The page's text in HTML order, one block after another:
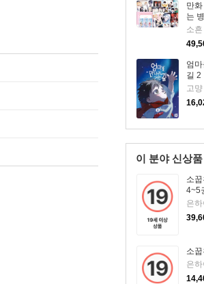
만
는
엄
길 2
고
이 분야 신상품
소
4~5
은
소
은